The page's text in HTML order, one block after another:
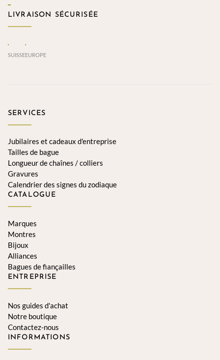
LIVRAISON SÉCURISÉE
SUISSEEUROPE
SERVICES
Jubilaires et cadeaux d'entreprise
Tailles de bague
Longueur de chaînes / colliers
Gravures
Calendrier des signes du zodiaque
CATALOGUE
Marques
Montres
Bijoux
Alliances
Bagues de fiançailles
ENTREPRISE
Nos guides d'achat
Notre boutique
Contactez-nous
INFORMATIONS